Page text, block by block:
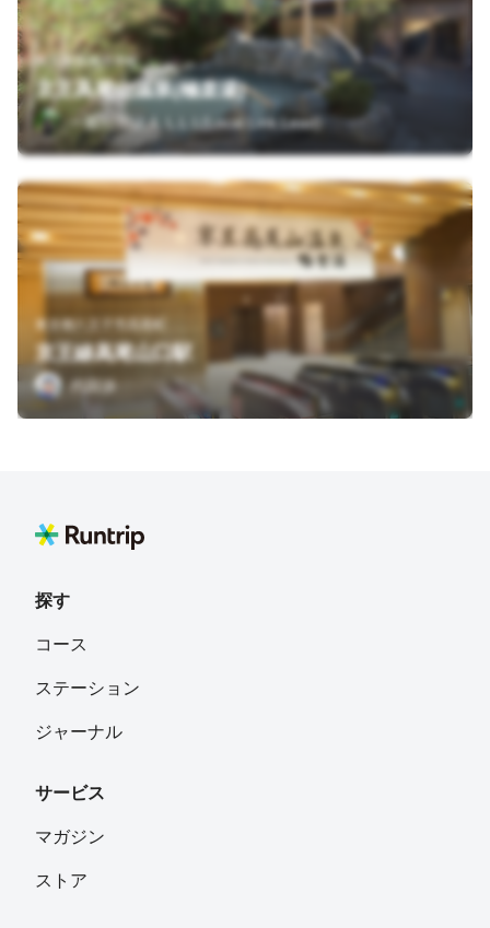
東京都青梅市本町
京王高尾山温泉(極楽湯)
一般社団法人 L.L.L(Local.Link.Lead)
東京都八王子市高尾町
京王線高尾山口駅
代田渉
探す
コース
ステーション
ジャーナル
サービス
マガジン
ストア